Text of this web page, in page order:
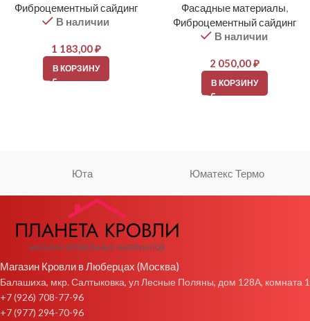
Фиброцементный сайдинг
В наличии
1 183,00₽
В КОРЗИНУ
Фасадные материалы,
Фиброцементный сайдинг
В наличии
2 050,00₽
В КОРЗИНУ
Юта Юматекс Термо
Магазин Кровли в Люберцах (Москва)
Балашиха, мкр. Салтыковка, ул Лесные Поляны, дом 128А, комната 1
+7 (926) 708-77-96
+7 (977) 294-70-96